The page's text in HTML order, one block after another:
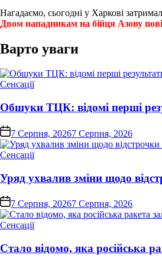
Нагадаємо, сьогодні у Харкові
Двом нападникам на бійця Азову
Варто уваги
Опублікувати
Сенсації
Обшуки ТЦК: відомі перші
on 7 Серпня, 20267 Серпня, 2026
Опублікувати
Сенсації
Уряд ухвалив зміни щодо
on 7 Серпня, 20267 Серпня, 2026
Опублікувати
Сенсації
Стало відомо, яка російська